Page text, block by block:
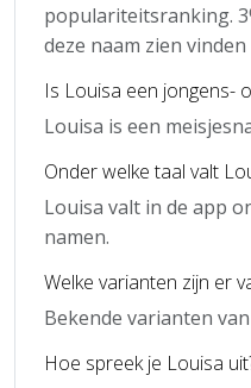
populariteitsranking.
deze naam zien
Is Louisa een jongens-
Louisa is een
Onder welke taal valt
Louisa valt in de app
namen.
Welke varianten zijn er
Bekende varianten
Hoe spreek je Louisa